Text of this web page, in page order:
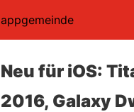
appgemeinde
Neu für iOS:
2016, Galaxy